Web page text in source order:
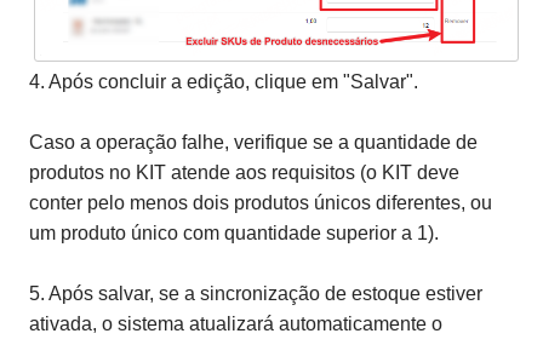
4. Após concluir a edição, clique em "Salvar".
Caso a operação falhe, verifique se a quantidade de
produtos no KIT atende aos requisitos (o KIT deve
conter pelo menos dois produtos únicos diferentes, ou
um produto único com quantidade superior a 1).
5. Após salvar, se a sincronização de estoque estiver
ativada, o sistema atualizará automaticamente o